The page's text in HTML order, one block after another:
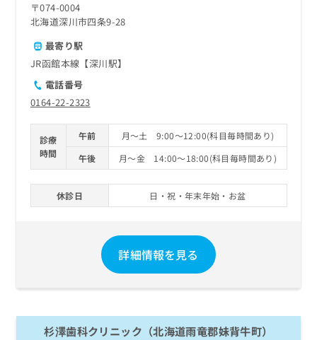
〒074-0004
北海道深川市四条9-28
最寄り駅
JR函館本線【深川駅】
電話番号
0164-22-2323
診療
時間
午前
月～土 9:00～12:00(科目毎時間あり)
午後
月～金 14:00～18:00(科目毎時間あり)
休診日 日・祝・年末年始・お盆
詳細情報を見る
杉澤歯科クリニック（北海道雨竜郡妹背牛町）